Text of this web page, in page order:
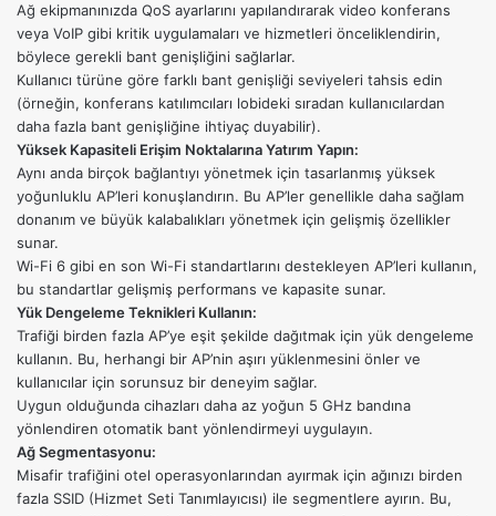
Ağ ekipmanınızda QoS ayarlarını yapılandırarak video konferans
veya VoIP gibi kritik uygulamaları ve hizmetleri önceliklendirin,
böylece gerekli bant genişliğini sağlarlar.
Kullanıcı türüne göre farklı bant genişliği seviyeleri tahsis edin
(örneğin, konferans katılımcıları lobideki sıradan kullanıcılardan
daha fazla bant genişliğine ihtiyaç duyabilir).
Yüksek Kapasiteli Erişim Noktalarına Yatırım Yapın:
Aynı anda birçok bağlantıyı yönetmek için tasarlanmış yüksek
yoğunluklu AP’leri konuşlandırın. Bu AP’ler genellikle daha sağlam
donanım ve büyük kalabalıkları yönetmek için gelişmiş özellikler
sunar.
Wi-Fi 6 gibi en son Wi-Fi standartlarını destekleyen AP’leri kullanın,
bu standartlar gelişmiş performans ve kapasite sunar.
Yük Dengeleme Teknikleri Kullanın:
Trafiği birden fazla AP’ye eşit şekilde dağıtmak için yük dengeleme
kullanın. Bu, herhangi bir AP’nin aşırı yüklenmesini önler ve
kullanıcılar için sorunsuz bir deneyim sağlar.
Uygun olduğunda cihazları daha az yoğun 5 GHz bandına
yönlendiren otomatik bant yönlendirmeyi uygulayın.
Ağ Segmentasyonu:
Misafir trafiğini otel operasyonlarından ayırmak için ağınızı birden
fazla SSID (Hizmet Seti Tanımlayıcısı) ile segmentlere ayırın. Bu,